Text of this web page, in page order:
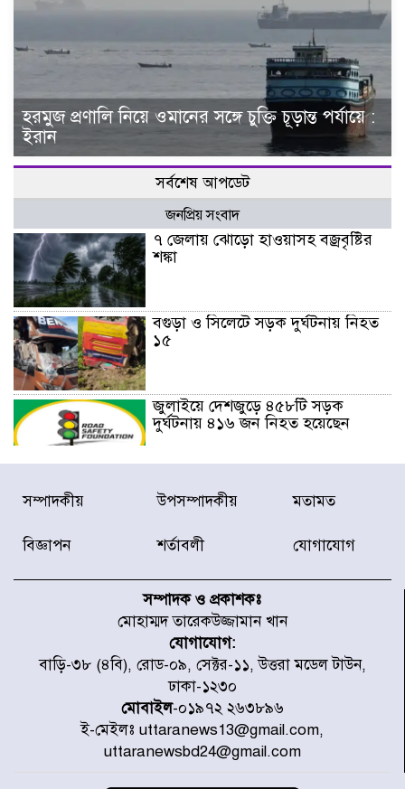
হরমুজ প্রণালি নিয়ে ওমানের সঙ্গে চুক্তি চূড়ান্ত পর্যায়ে :
ইরান
সর্বশেষ আপডেট
জনপ্রিয় সংবাদ
৭ জেলায় ঝোড়ো হাওয়াসহ বজ্রবৃষ্টির
শঙ্কা
বগুড়া ও সিলেটে সড়ক দুর্ঘটনায় নিহত
১৫
জুলাইয়ে দেশজুড়ে ৪৫৮টি সড়ক
দুর্ঘটনায় ৪১৬ জন নিহত হয়েছেন
হারিয়ে যাওয়া শিশুকে পরিবারের কাছে
ফিরিয়ে প্রশংসায় ভাসছেন খিলক্ষেত
স্মৃতি জাদুঘর
রাজধানীর উত্তরা আঞ্চলিক পাসপোর্ট
অফিসের সামনে দালাল চক্রের ১৩ জন
সদস্যকে বিভিন্ন মেয়াদে সাজা প্রদান
করেছে র‌্যাব-১
হরমুজ প্রণালি নিয়ে ওমানের সঙ্গে চুক্তি
চূড়ান্ত পর্যায়ে : ইরান
সম্পাদকীয় উপসম্পাদকীয় মতামত
বিজ্ঞাপন শর্তাবলী যোগাযোগ
সম্পাদক ও প্রকাশকঃ
মোহাম্মদ তারেকউজ্জামান খান
যোগাযোগ:
বাড়ি-৩৮ (৪বি), রোড-০৯, সেক্টর-১১, উত্তরা মডেল টাউন,
ঢাকা-১২৩০
মোবাইল-০১৯৭২ ২৬৩৮৯৬
ই-মেইলঃ uttaranews13@gmail.com,
uttaranewsbd24@gmail.com